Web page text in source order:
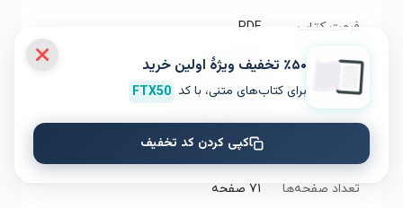
فرمت کتاب PDF
کتاب
۳.۷۴ مگابایت
۹۷۸۶۰۰۳۱۴۰۳۷۰
تعداد صفحه‌ها ۷۱ صفحه
٪۵۰ تخفیف ویژۀ اولین خرید
برای کتاب‌های متنی، با کد FTX50
کپی کردن کد تخفیف